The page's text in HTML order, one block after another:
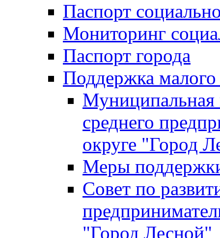
Паспорт
Мониторинг
Паспорт города
Поддержка малого
Муниципальная
среднего
округе "Город
Меры
Совет по
"Город Лесной"